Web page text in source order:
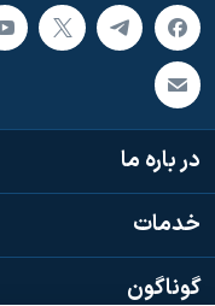
در باره ما
خدمات
گوناگون